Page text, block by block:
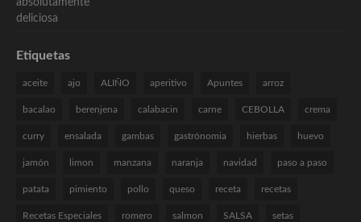
Etiquetas
aceite ajo ALIÑO aperitivo Apuntes arroz
bacalao berenjena calabacin carne CEBOLLA crema
curry ensalada gambas gastrónomia hierbas huevo
jamón limon manzana naranja navidad paso a paso
patata pimiento pollo queso receta recetas
Recetas Especiales romero salmon SALSA setas